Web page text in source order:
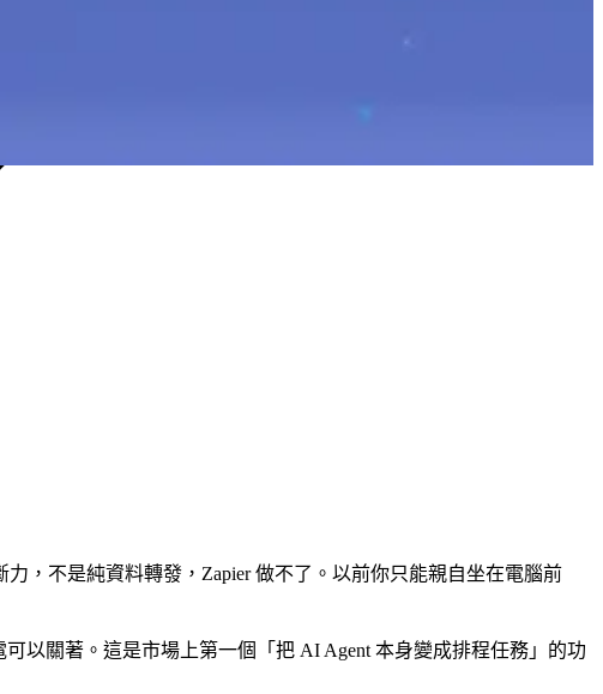
，不是純資料轉發，Zapier 做不了。以前你只能親自坐在電腦前
可以關著。這是市場上第一個「把 AI Agent 本身變成排程任務」的功